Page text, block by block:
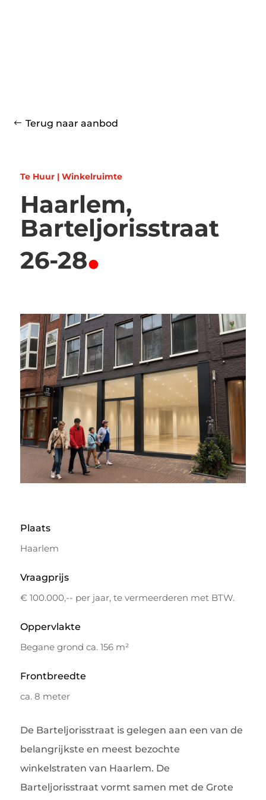
Terug naar aanbod
Te Huur | Winkelruimte
Haarlem,
Barteljorisstraat
26-28.
Plaats
Haarlem
Vraagprijs
€ 100.000,-- per jaar, te vermeerderen met BTW.
Oppervlakte
Begane grond ca. 156 m²
Frontbreedte
ca. 8 meter
De Barteljorisstraat is gelegen aan een van de
belangrijkste en meest bezochte
winkelstraten van Haarlem. De
Barteljorisstraat vormt samen met de Grote